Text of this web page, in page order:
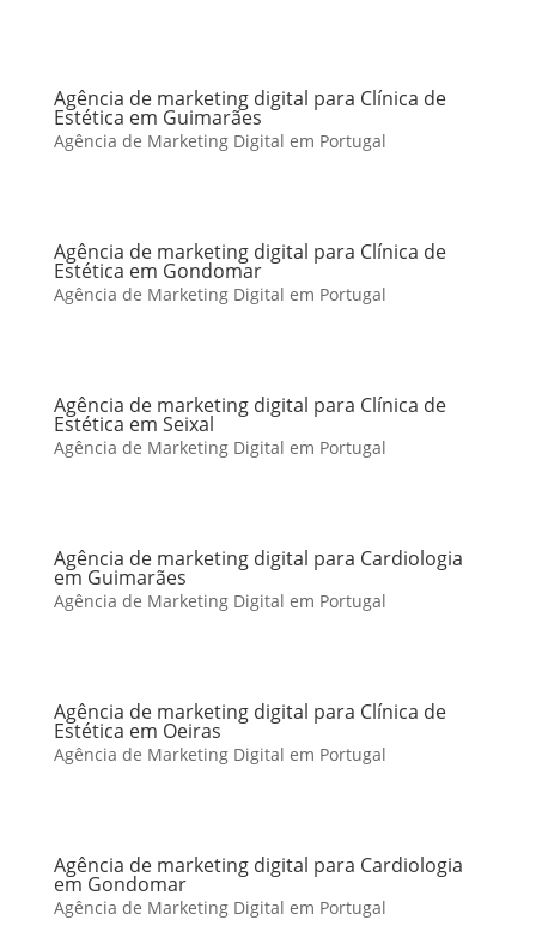
Agência de marketing digital para Clínica de
Estética em Guimarães
Agência de Marketing Digital em Portugal
Agência de marketing digital para Clínica de
Estética em Gondomar
Agência de Marketing Digital em Portugal
Agência de marketing digital para Clínica de
Estética em Seixal
Agência de Marketing Digital em Portugal
Agência de marketing digital para Cardiologia
em Guimarães
Agência de Marketing Digital em Portugal
Agência de marketing digital para Clínica de
Estética em Oeiras
Agência de Marketing Digital em Portugal
Agência de marketing digital para Cardiologia
em Gondomar
Agência de Marketing Digital em Portugal